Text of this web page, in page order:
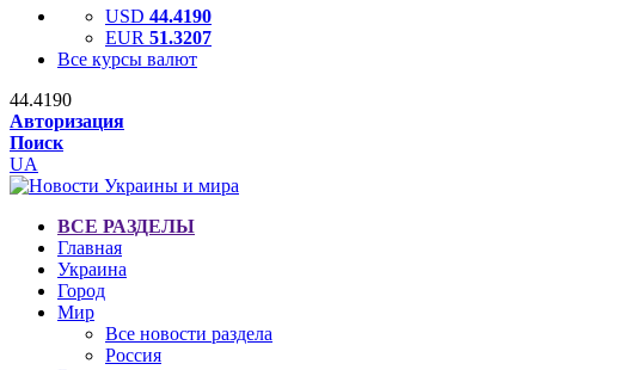
USD 44.4190
EUR 51.3207
Все курсы валют
44.4190
Авторизация
Поиск
UA
ВСЕ РАЗДЕЛЫ
Главная
Украина
Город
Мир
Все новости раздела
Россия